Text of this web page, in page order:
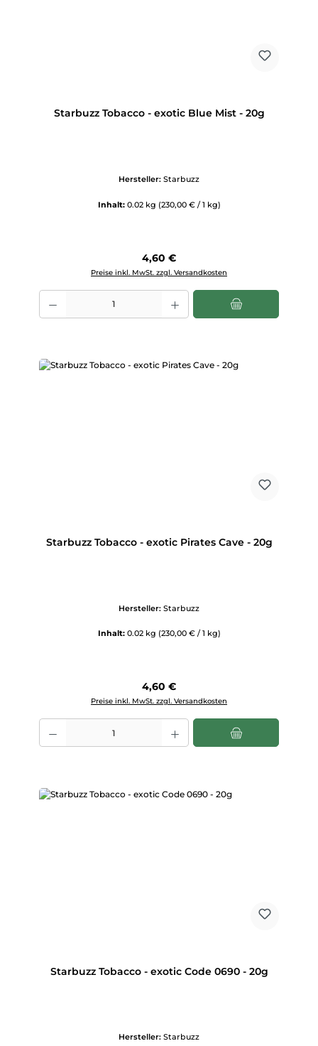
Starbuzz Tobacco - exotic Blue Mist - 20g
Hersteller: Starbuzz
Inhalt: 0.02 kg (230,00 € / 1 kg)
Regulärer Preis:
4,60 €
Preise inkl. MwSt. zzgl. Versandkosten
Produkt Anzahl: Gib den gewünschten Wert ein oder benutze die
Starbuzz Tobacco - exotic Pirates Cave - 20g
Hersteller: Starbuzz
Inhalt: 0.02 kg (230,00 € / 1 kg)
Regulärer Preis:
4,60 €
Preise inkl. MwSt. zzgl. Versandkosten
Produkt Anzahl: Gib den gewünschten Wert ein oder benutze die
Starbuzz Tobacco - exotic Code 0690 - 20g
Hersteller: Starbuzz